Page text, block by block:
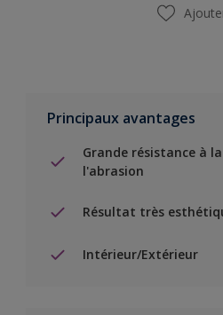
Principaux avantages
Grande résistance à
l'abrasion
Résultat très
Intérieur/Extérieur